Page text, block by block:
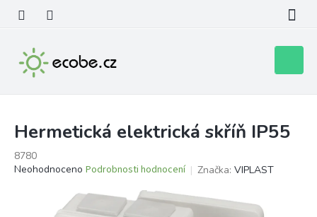
obsah
košík
Hermetická elektrická skříň IP55
8780
Průměrné
Neohodnoceno Podrobnosti hodnocení Značka: VIPLAST